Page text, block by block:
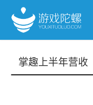
掌趣上半年营收